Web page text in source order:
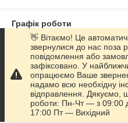
Графік роботи
Повна версія сайту
Сайт створено на
Політика конфіденційності
👋 Вітаємо! Це
звернулися до нас поза
повідомлення або
зафіксовано. У
опрацюємо Ваше
надамо всю необхідну
відправлення. Дякуємо,
роботи: Пн-Чт — з
17:00 Пт — Вихідний